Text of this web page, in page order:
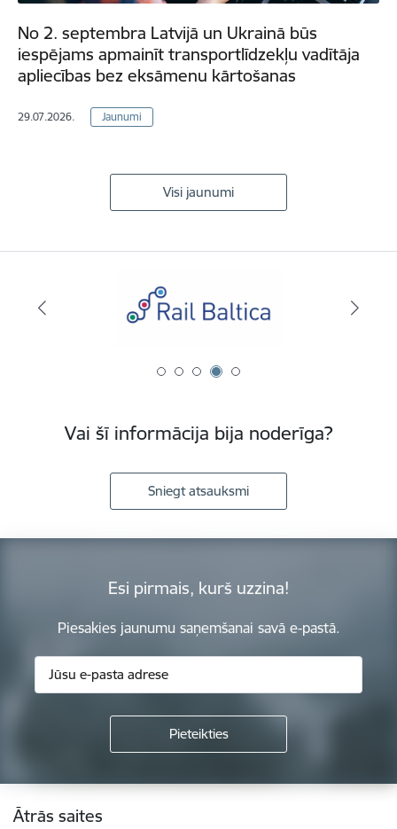
No 2. septembra Latvijā un Ukrainā būs
iespējams apmainīt transportlīdzekļu vadītāja
apliecības bez eksāmenu kārtošanas
29.07.2026. Jaunumi
Visi jaunumi
Vai šī informācija bija noderīga?
Sniegt atsauksmi
Esi pirmais, kurš uzzina!
Piesakies jaunumu saņemšanai savā e-pastā.
Kājene
Ātrās saites